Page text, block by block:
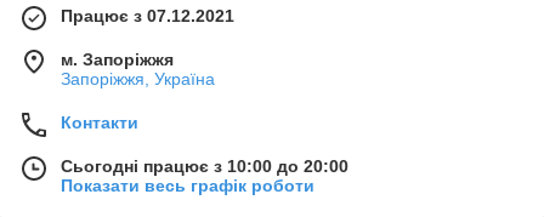
Працює з 07.12.2021
м. Запоріжжя
Запоріжжя, Україна
Контакти
Сьогодні працює з 10:00 до 20:00
Показати весь графік роботи